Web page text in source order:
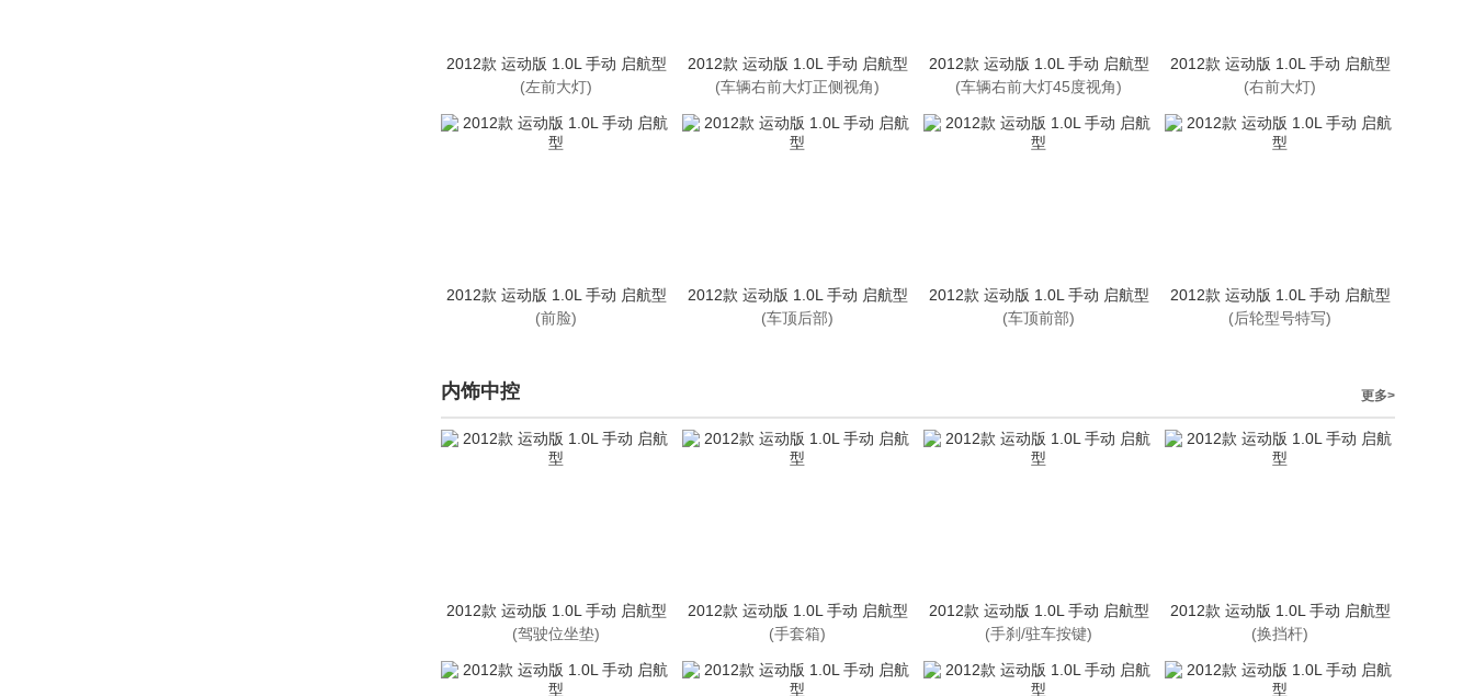
2012款 运动版 1.0L 手动 启航型
(左前大灯)
2012款 运动版 1.0L 手动 启航型
(车辆右前大灯正侧视角)
2012款 运动版 1.0L 手动 启航型
(车辆右前大灯45度视角)
2012款 运动版 1.0L 手动 启航型
(右前大灯)
2012款 运动版 1.0L 手动 启航型
(前脸)
2012款 运动版 1.0L 手动 启航型
(车顶后部)
2012款 运动版 1.0L 手动 启航型
(车顶前部)
2012款 运动版 1.0L 手动 启航型
(后轮型号特写)
内饰中控 更多>
2012款 运动版 1.0L 手动 启航型
(驾驶位坐垫)
2012款 运动版 1.0L 手动 启航型
(手套箱)
2012款 运动版 1.0L 手动 启航型
(手刹/驻车按键)
2012款 运动版 1.0L 手动 启航型
(换挡杆)